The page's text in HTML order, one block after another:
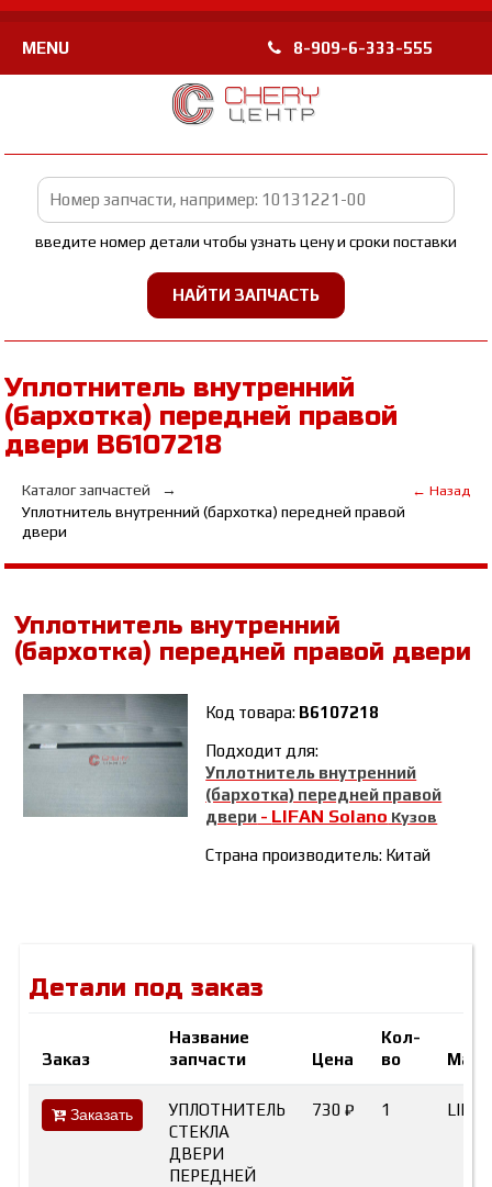
MENU 8-909-6-333-555
введите номер детали чтобы узнать цену и сроки поставки
Уплотнитель внутренний
(бархотка) передней правой
двери B6107218
Каталог запчастей
Уплотнитель внутренний (бархотка) передней правой
двери
← Назад
Уплотнитель внутренний
(бархотка) передней правой двери
Код товара: B6107218
Подходит для:
Уплотнитель внутренний
(бархотка) передней правой
двери - LIFAN Solano Кузов
Страна производитель: Китай
Детали под заказ
Заказ
Название
запчасти
Цена
Кол-
во
Заказать
УПЛОТНИТЕЛЬ
СТЕКЛА
ДВЕРИ
ПЕРЕДНЕЙ
730 ₽ 1